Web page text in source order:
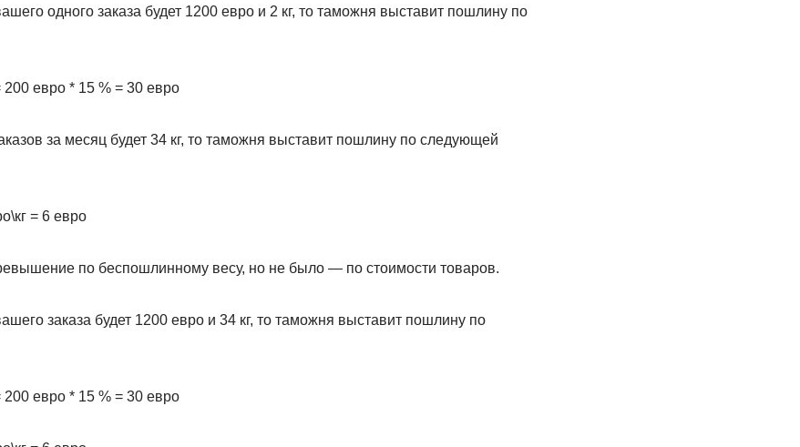
одного заказа будет 1200 евро и 2 кг, то таможня выставит пошлину по
евро * 15 % = 30 евро
за месяц будет 34 кг, то таможня выставит пошлину по следующей
= 6 евро
по беспошлинному весу, но не было — по стоимости товаров.
заказа будет 1200 евро и 34 кг, то таможня выставит пошлину по
евро * 15 % = 30 евро